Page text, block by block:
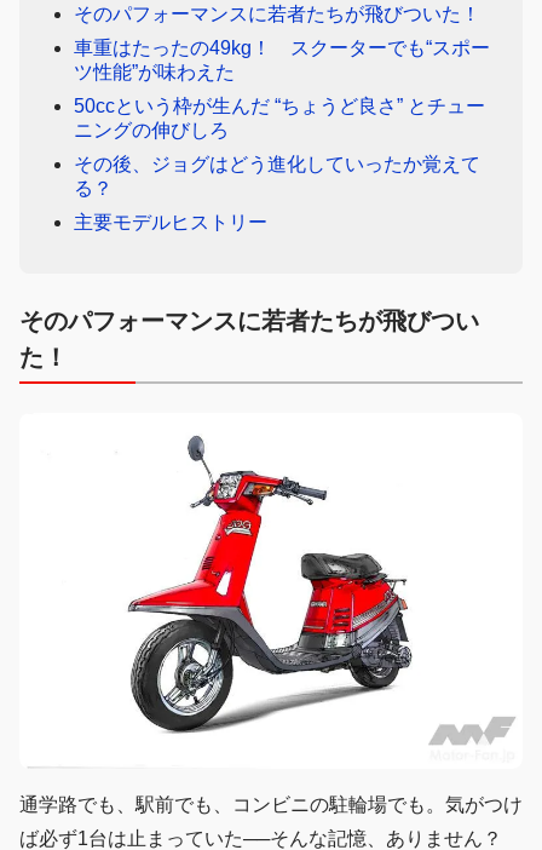
そのパフォーマンスに若者たちが飛びついた！
車重はたったの49kg！ スクーターでも“スポー
ツ性能”が味わえた
50ccという枠が生んだ “ちょうど良さ” とチュー
ニングの伸びしろ
その後、ジョグはどう進化していったか覚えて
る？
主要モデルヒストリー
そのパフォーマンスに若者たちが飛びつい
た！
通学路でも、駅前でも、コンビニの駐輪場でも。気がつけ
ば必ず1台は止まっていた──そんな記憶、ありません？